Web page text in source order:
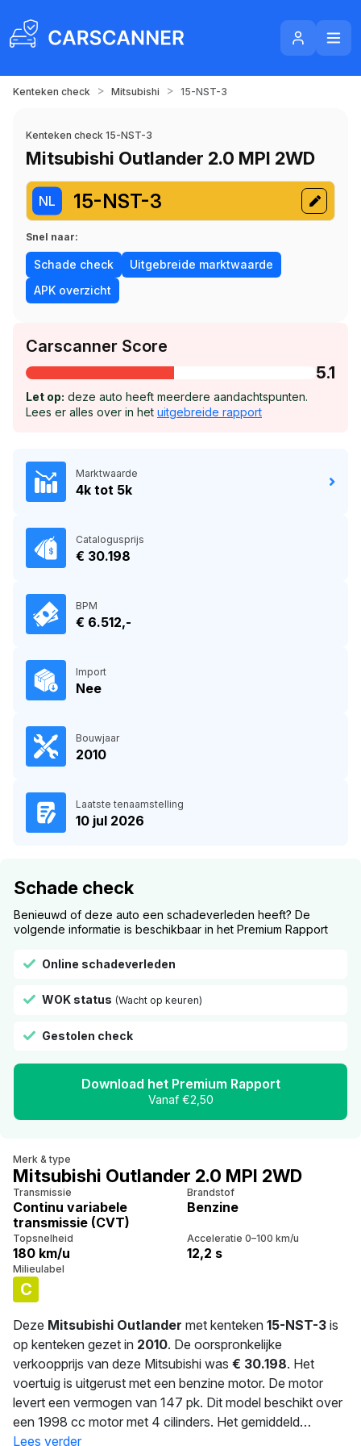
Kenteken check > Mitsubishi > 15-NST-3
Kenteken check 15-NST-3
Mitsubishi Outlander 2.0 MPI 2WD
NL 15-NST-3
Snel naar:
Schade check
Uitgebreide marktwaarde
APK overzicht
Carscanner Score
5.1
Let op: deze auto heeft meerdere aandachtspunten.
Lees er alles over in het uitgebreide rapport
Marktwaarde
4k tot 5k
Catalogusprijs
€ 30.198
BPM
€ 6.512,-
Import
Nee
Bouwjaar
2010
Laatste tenaamstelling
10 jul 2026
Schade check
Benieuwd of deze auto een schadeverleden heeft? De
volgende informatie is beschikbaar in het Premium Rapport
Online schadeverleden
WOK status (Wacht op keuren)
Gestolen check
Download het Premium Rapport
Vanaf €2,50
Merk & type
Mitsubishi Outlander 2.0 MPI 2WD
Transmissie
Continu variabele
transmissie (CVT)
Brandstof
Benzine
Topsnelheid
180 km/u
Acceleratie 0–100 km/u
12,2 s
Milieulabel
C
Deze Mitsubishi Outlander met kenteken 15-NST-3 is
op kenteken gezet in 2010. De oorspronkelijke
verkoopprijs van deze Mitsubishi was € 30.198. Het
voertuig is uitgerust met een benzine motor. De motor
levert een vermogen van 147 pk. Dit model beschikt over
een 1998 cc motor met 4 cilinders. Het gemiddeld
verbruik bedraagt 7.7 liter per 100 km. Een
Lees verder